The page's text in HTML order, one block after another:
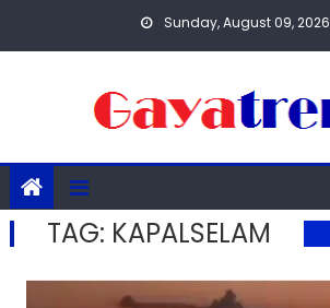
Sunday, August 09, 2026
TAG: KAPALSELAM